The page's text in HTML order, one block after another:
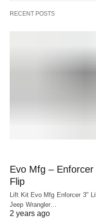
RECENT POSTS
Evo Mfg –
Flip
Lift Kit Evo Mfg Enforcer 3"
Jeep Wrangler…
2 years ago